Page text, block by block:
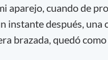
aparejo, cuando de
instante después, una
brazada, quedó